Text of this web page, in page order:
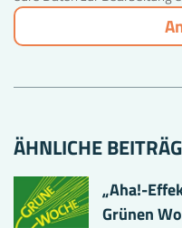
ÄHNLICHE
„Aha!-
Grünen